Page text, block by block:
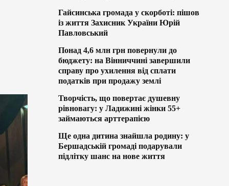
Гайсинська громада у скорботі: пішов
із життя Захисник України Юрій
Павловський
Понад 4,6 млн грн повернули до
бюджету: на Вінниччині завершили
справу про ухилення від сплати
податків при продажу землі
Творчість, що повертає душевну
рівновагу: у Ладижині жінки 55+
займаються арттерапією
Ще одна дитина знайшла родину: у
Бершадській громаді подарували
підлітку шанс на нове життя